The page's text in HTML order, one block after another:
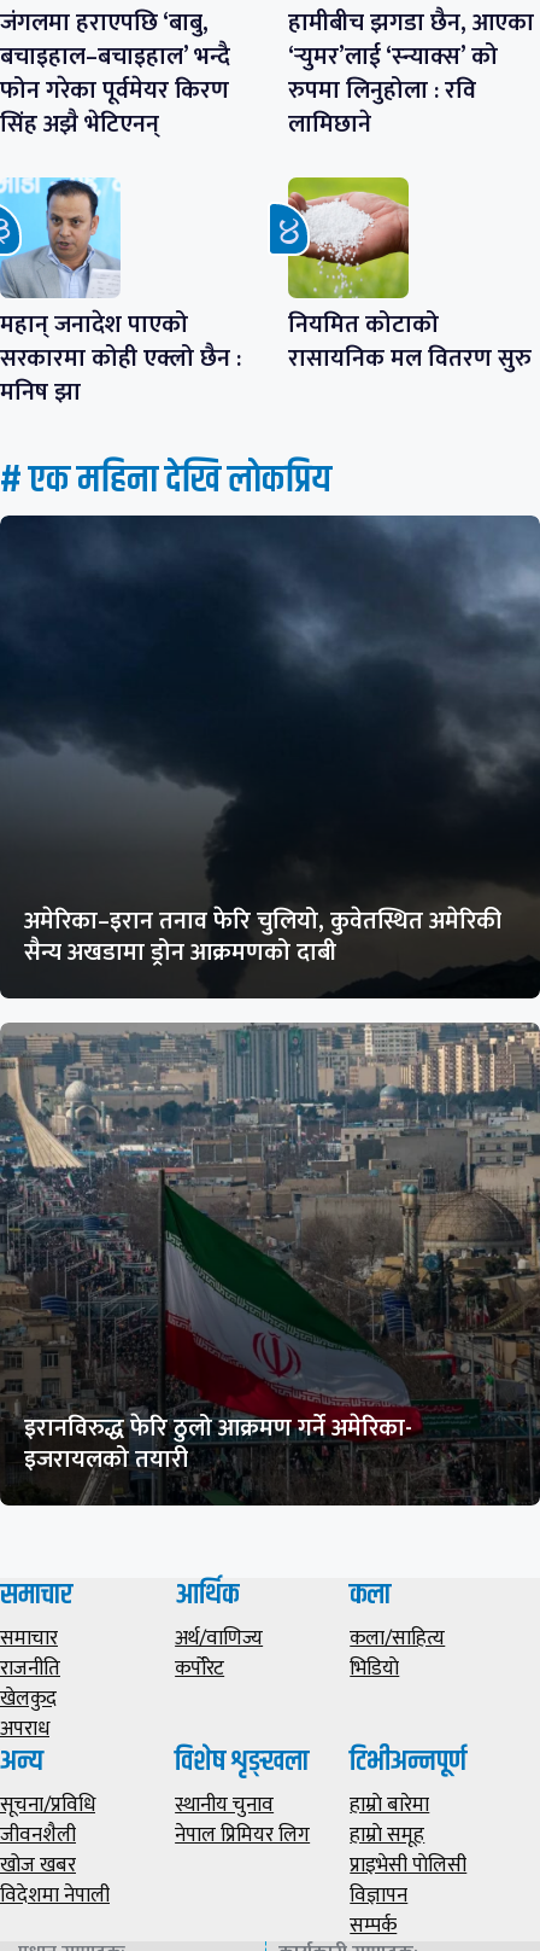
जंगलमा हराएपछि ‘बाबु,
बचाइहाल–बचाइहाल’ भन्दै
फोन गरेका पूर्वमेयर किरण
सिंह अझै भेटिएनन्
हामीबीच झगडा छैन, आएका
‘र्‍युमर’लाई ‘स्न्याक्स’ को
रुपमा लिनुहोला : रवि
लामिछाने
महान् जनादेश पाएको
सरकारमा कोही एक्लो छैन :
मनिष झा
नियमित कोटाको
रासायनिक मल वितरण सुरु
# एक महिना देखि लाेकप्रिय
अमेरिका–इरान तनाव फेरि चुलियो, कुवेतस्थित अमेरिकी
सैन्य अखडामा ड्रोन आक्रमणको दाबी
इरानविरुद्ध फेरि ठुलो आक्रमण गर्ने अमेरिका-
इजरायलको तयारी
समाचार
समाचार
राजनीति
खेलकुद
अपराध
आर्थिक
अर्थ/वाणिज्य
कर्पोरेट
कला
कला/साहित्य
भिडियाे
अन्य
सूचना/प्रविधि
जीवनशैली
खोज खबर
विदेशमा नेपाली
विशेष शृङ्खला
स्थानीय चुनाव
नेपाल प्रिमियर लिग
टिभीअन्नपूर्ण
हाम्राे बारेमा
हाम्राे समूह
प्राइभेसी पाेलिसी
विज्ञापन
सम्पर्क